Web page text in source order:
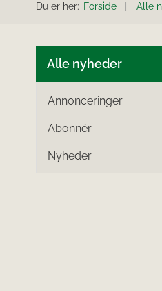
Du er her: Forside Alle
Alle nyheder
Annonceringer
Abonnér
Nyheder